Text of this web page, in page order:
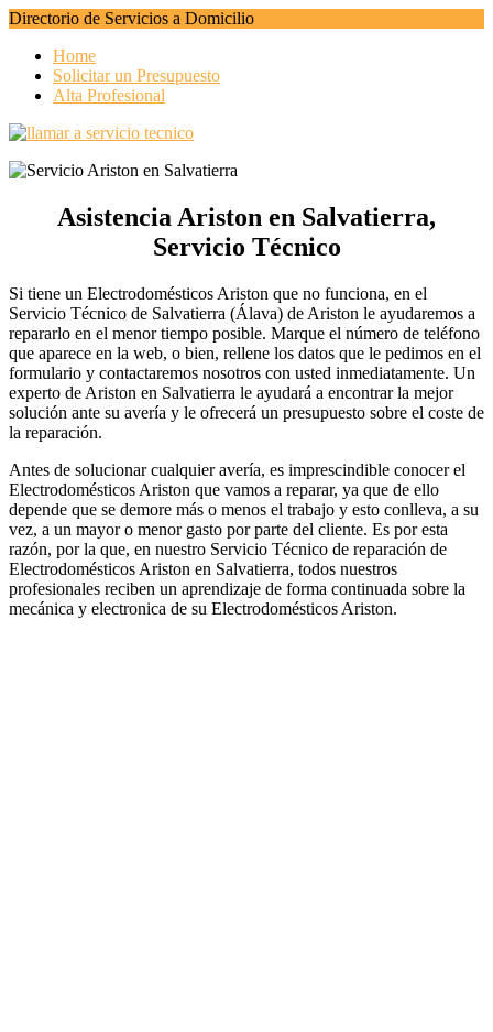
Directorio de Servicios a Domicilio
Home
Solicitar un Presupuesto
Alta Profesional
Asistencia Ariston en Salvatierra,
Servicio Técnico
Si tiene un Electrodomésticos Ariston que no funciona, en el
Servicio Técnico de Salvatierra (Álava) de Ariston le ayudaremos a
repararlo en el menor tiempo posible. Marque el número de teléfono
que aparece en la web, o bien, rellene los datos que le pedimos en el
formulario y contactaremos nosotros con usted inmediatamente. Un
experto de Ariston en Salvatierra le ayudará a encontrar la mejor
solución ante su avería y le ofrecerá un presupuesto sobre el coste de
la reparación.
Antes de solucionar cualquier avería, es imprescindible conocer el
Electrodomésticos Ariston que vamos a reparar, ya que de ello
depende que se demore más o menos el trabajo y esto conlleva, a su
vez, a un mayor o menor gasto por parte del cliente. Es por esta
razón, por la que, en nuestro Servicio Técnico de reparación de
Electrodomésticos Ariston en Salvatierra, todos nuestros
profesionales reciben un aprendizaje de forma continuada sobre la
mecánica y electronica de su Electrodomésticos Ariston.